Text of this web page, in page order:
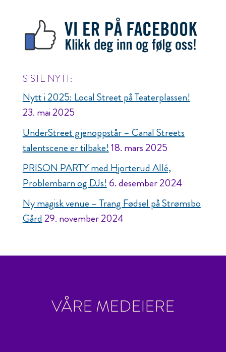
SISTE NYTT:
Nytt i 2025: Local Street på Teaterplassen!
23. mai 2025
UnderStreet gjenoppstår – Canal Streets
talentscene er tilbake!18. mars 2025
PRISON PARTY med Hjorterud Allé,
Problembarn og DJs!6. desember 2024
Ny magisk venue – Trang Fødsel på Strømsbo
Gård29. november 2024
VÅRE MEDEIERE